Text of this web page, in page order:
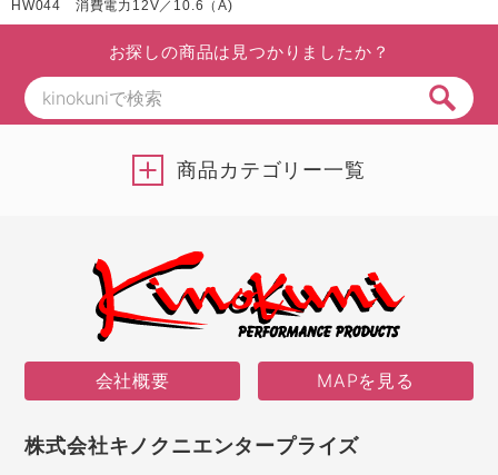
HW044 消費電力12V／10.6（A)
お探しの商品は見つかりましたか？
商品カテゴリー一覧
会社概要 MAPを見る
株式会社キノクニエンタープライズ